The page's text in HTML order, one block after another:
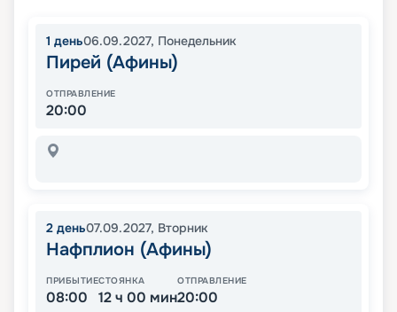
1 день06.09.2027, Понедельник
Пирей (Афины)
ОТПРАВЛЕНИЕ
20:00
2 день07.09.2027, Вторник
Нафплион (Афины)
ПРИБЫТИЕ
08:00
СТОЯНКА
12 ч 00 мин
ОТПРАВЛЕНИЕ
20:00